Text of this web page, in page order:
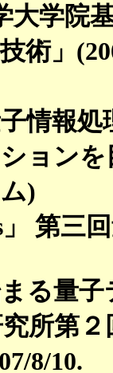
大学院
術」
情報
ョンを
)
」 第三
まる量
所第
8/10.